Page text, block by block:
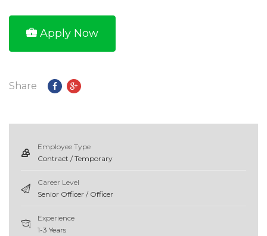
Apply Now
Share
Employee Type
Contract / Temporary
Career Level
Senior Officer / Officer
Experience
1-3 Years